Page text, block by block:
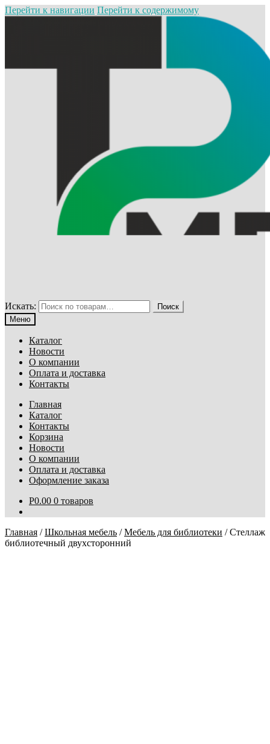
Перейти к навигации Перейти к содержимому
Искать:
Поиск
Меню
Каталог
Новости
О компании
Оплата и доставка
Контакты
Главная
Каталог
Контакты
Корзина
Новости
О компании
Оплата и доставка
Оформление заказа
Р0.00 0 товаров
Главная /Школьная мебель /Мебель для библиотеки /Стеллаж
библиотечный двухсторонний